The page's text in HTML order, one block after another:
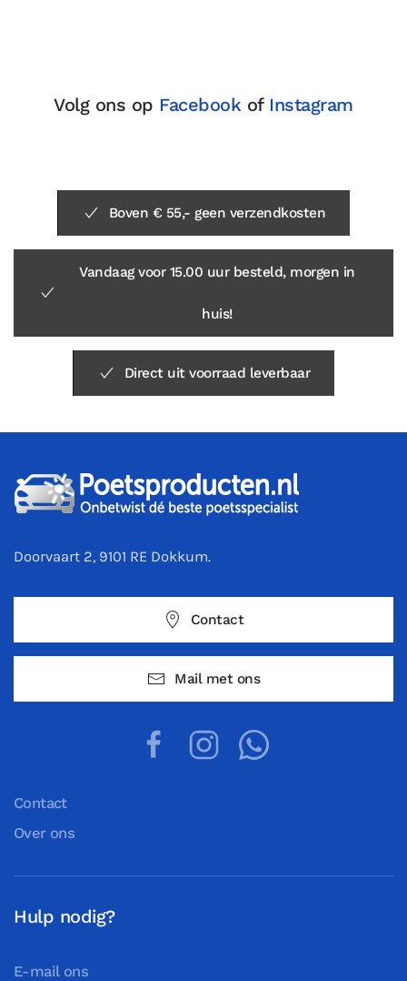
Volg ons op Facebook of Instagram
Boven € 55,- geen verzendkosten
Vandaag voor 15.00 uur besteld, morgen in
huis!
Direct uit voorraad leverbaar
Doorvaart 2, 9101 RE Dokkum.
Contact
Mail met ons
Contact
Over ons
Hulp nodig?
E-mail ons